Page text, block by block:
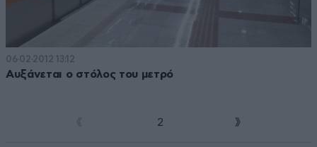
06·02·2012 13:12
Αυξάνεται ο στόλος του μετρό
2